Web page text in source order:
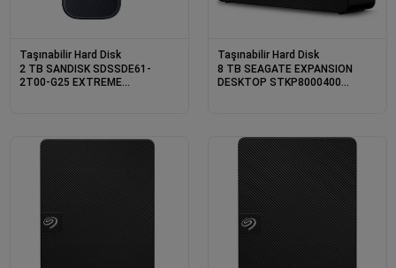
Taşınabilir Hard Disk
2 TB SANDISK SDSSDE61-
2T00-G25 EXTREME
Taşınabilir Hard Disk
8 TB SEAGATE EXPANSION
DESKTOP STKP8000400